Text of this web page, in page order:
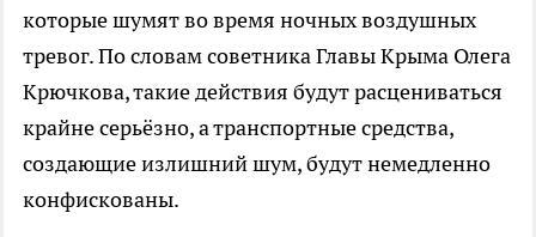
которые шумят во время ночных воздушных
тревог. По словам советника Главы Крыма Олега
Крючкова, такие действия будут расцениваться
крайне серьёзно, а транспортные средства,
создающие излишний шум, будут немедленно
конфискованы.